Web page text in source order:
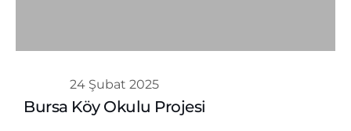
Whatsapp
24 Şubat 2025
Bursa Köy Okulu Projesi